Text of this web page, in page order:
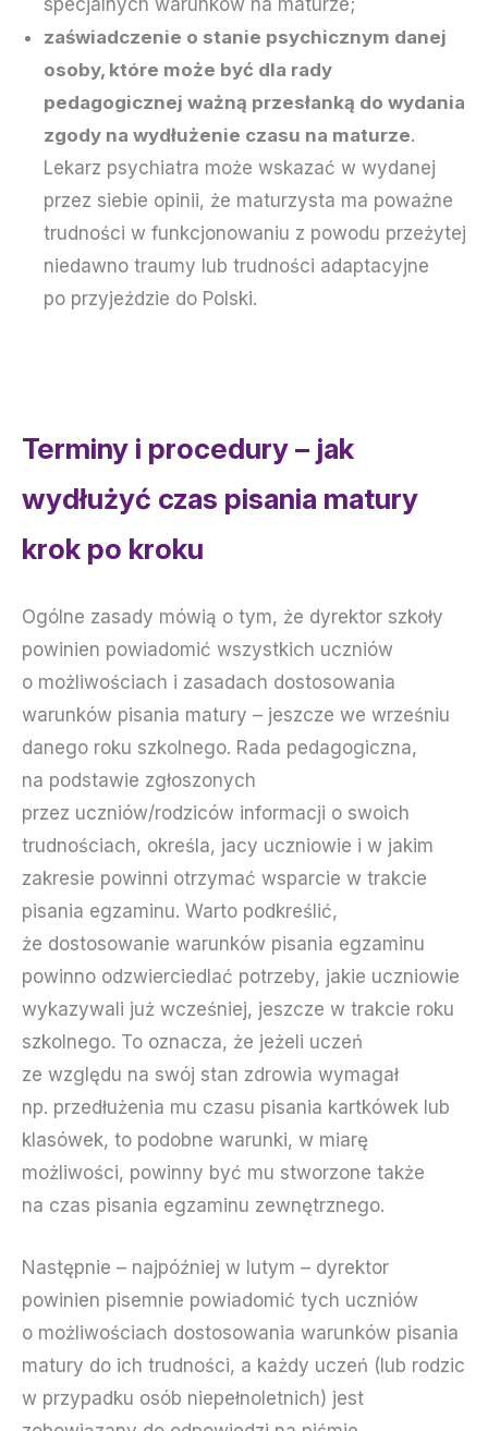
specjalnych warunków na maturze;
zaświadczenie o stanie psychicznym danej
osoby, które może być dla rady
pedagogicznej ważną przesłanką do wydania
zgody na wydłużenie czasu na maturze.
Lekarz psychiatra może wskazać w wydanej
przez siebie opinii, że maturzysta ma poważne
trudności w funkcjonowaniu z powodu przeżytej
niedawno traumy lub trudności adaptacyjne
po przyjeździe do Polski.
Terminy i procedury – jak
wydłużyć czas pisania matury
krok po kroku
Ogólne zasady mówią o tym, że dyrektor szkoły
powinien powiadomić wszystkich uczniów
o możliwościach i zasadach dostosowania
warunków pisania matury – jeszcze we wrześniu
danego roku szkolnego. Rada pedagogiczna,
na podstawie zgłoszonych
przez uczniów/rodziców informacji o swoich
trudnościach, określa, jacy uczniowie i w jakim
zakresie powinni otrzymać wsparcie w trakcie
pisania egzaminu. Warto podkreślić,
że dostosowanie warunków pisania egzaminu
powinno odzwierciedlać potrzeby, jakie uczniowie
wykazywali już wcześniej, jeszcze w trakcie roku
szkolnego. To oznacza, że jeżeli uczeń
ze względu na swój stan zdrowia wymagał
np. przedłużenia mu czasu pisania kartkówek lub
klasówek, to podobne warunki, w miarę
możliwości, powinny być mu stworzone także
na czas pisania egzaminu zewnętrznego.
Następnie – najpóźniej w lutym – dyrektor
powinien pisemnie powiadomić tych uczniów
o możliwościach dostosowania warunków pisania
matury do ich trudności, a każdy uczeń (lub rodzic
w przypadku osób niepełnoletnich) jest